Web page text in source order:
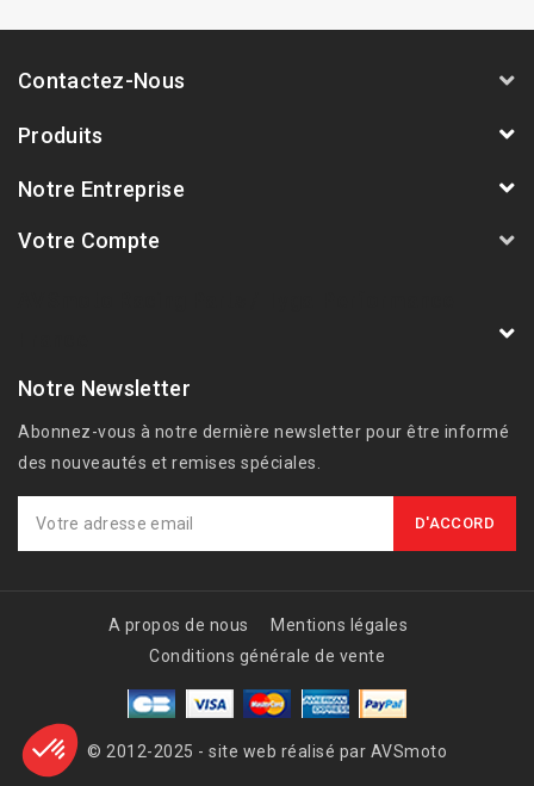
Contactez-Nous
Produits
Notre Entreprise
Votre Compte
Notre Newsletter
Abonnez-vous à notre dernière newsletter pour être informé
des nouveautés et remises spéciales.
A propos de nous
Mentions légales
Conditions générale de vente
© 2012-2025 - site web réalisé par AVSmoto